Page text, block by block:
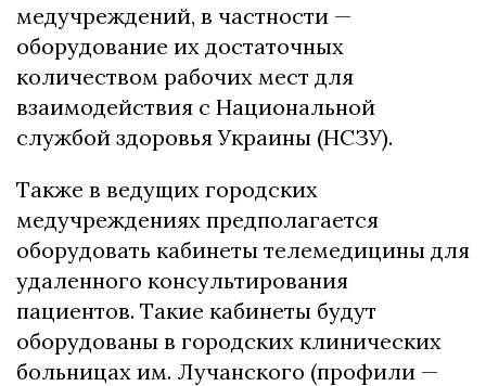
медучреждений, в частности —
оборудование их достаточных
количеством рабочих мест для
взаимодействия с Национальной
службой здоровья Украины (НСЗУ).
Также в ведущих городских
медучреждениях предполагается
оборудовать кабинеты телемедицины для
удаленного консультирования
пациентов. Такие кабинеты будут
оборудованы в городских клинических
больницах им. Лучанского (профили —